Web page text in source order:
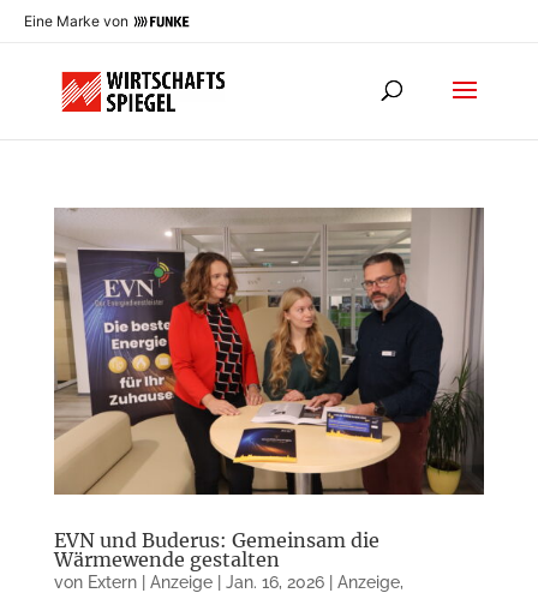
Eine Marke von
EVN und Buderus: Gemeinsam die
Wärmewende gestalten
von Extern | Anzeige| Jan. 16, 2026| Anzeige,